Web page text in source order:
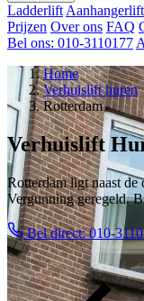
Ladderlift Aanhangerlift
Prijzen Over ons FAQ
Bel ons: 010-3110177
Home
Verhuislift huren
Rotterdam
Verhuislift
Rotterdam ligt naast
Vergunning geregeld.
Bel direct: 010-